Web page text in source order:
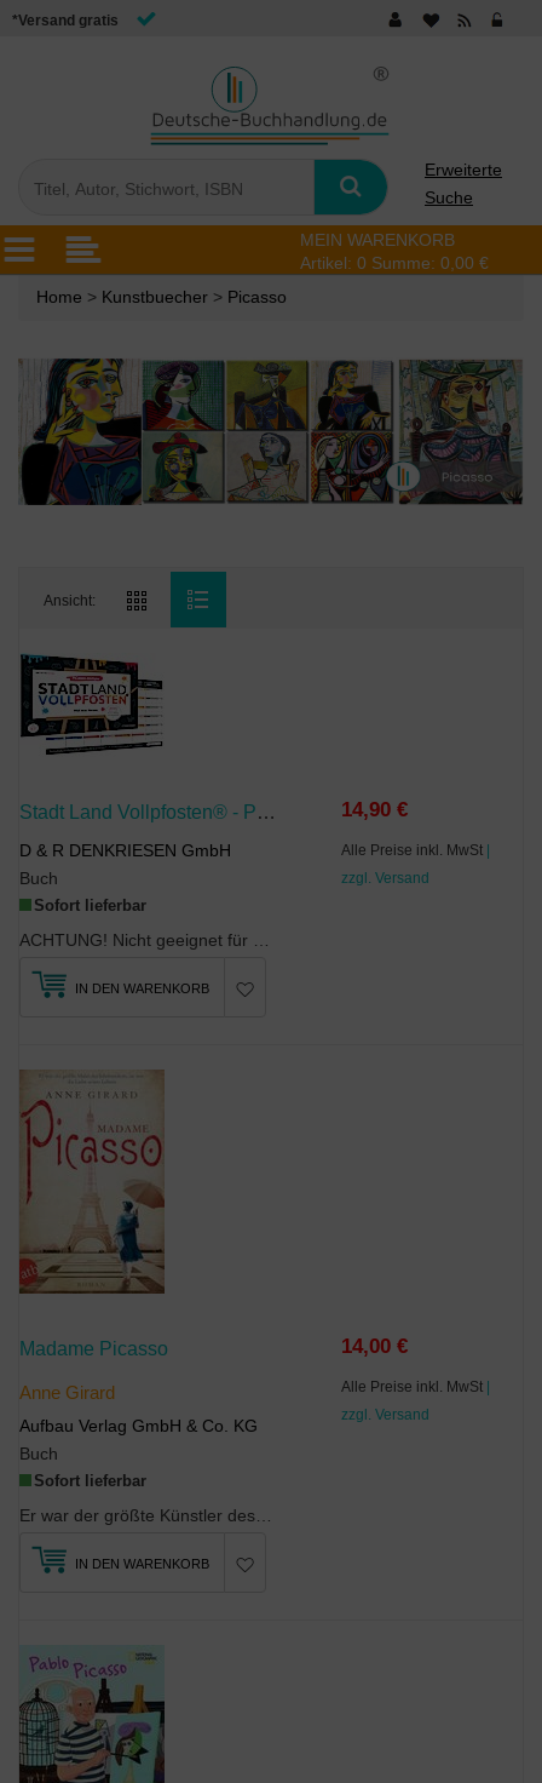
*Versand gratis
Erweiterte
Suche
MEIN WARENKORB
Artikel: 0 Summe: 0,00 €
Home > Kunstbuecher > Picasso
Ansicht:
Stadt Land Vollpfosten® - Picasso Edition
D & R DENKRIESEN GmbH
Buch
Sofort lieferbar
14,90 €
Alle Preise inkl. MwSt |
zzgl. Versand
IN DEN WARENKORB
Madame Picasso
Anne Girard
Aufbau Verlag GmbH & Co. KG
Buch
Sofort lieferbar
14,00 €
Alle Preise inkl. MwSt |
zzgl. Versand
IN DEN WARENKORB